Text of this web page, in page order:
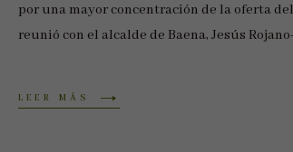
por una mayor concentración de la oferta
reunió con el alcalde de Baena, Jesús
LEER MÁS